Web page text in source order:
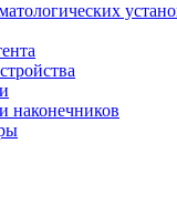
наконечников